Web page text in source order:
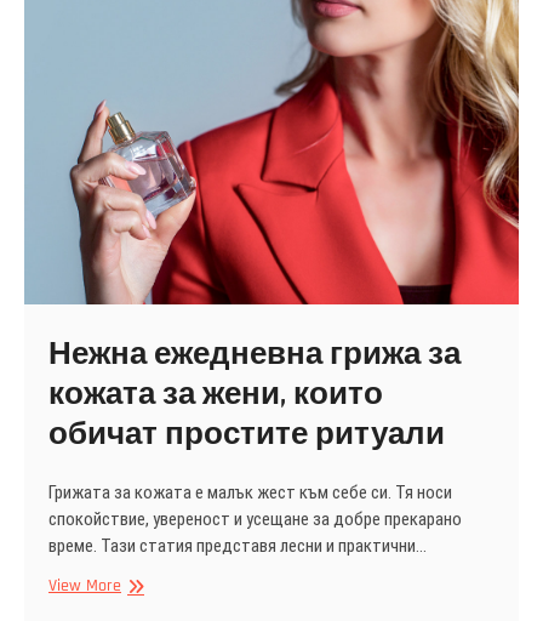
Нежна ежедневна грижа за
кожата за жени, които
обичат простите ритуали
Грижата за кожата е малък жест към себе си. Тя носи
спокойствие, увереност и усещане за добре прекарано
време. Тази статия представя лесни и практични…
View MoreНежна